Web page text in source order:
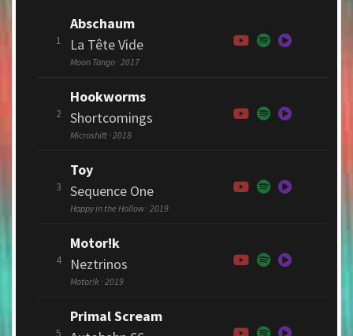
1
Abschaum
La Tête Vide
Moon Tango · 2017
2
Hookworms
Shortcomings
Microshift · 2018
3
Toy
Sequence One
Happy in the Hollow · 2019
4
Motor!k
Neztrinos
Motor!k · 2019
Primal Scream